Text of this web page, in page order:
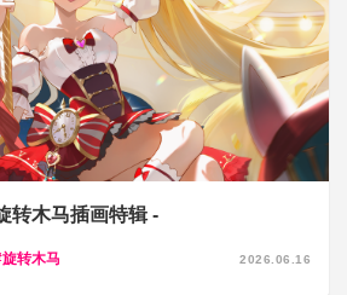
转木马插画特辑 -
旋转木马 2026.06.16